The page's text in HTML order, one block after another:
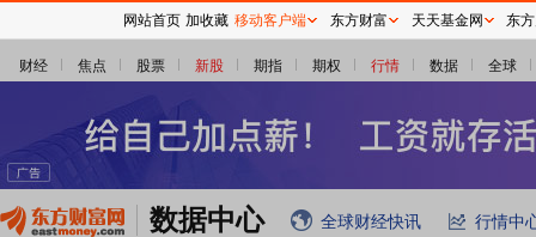
财经 焦点 股票 新股 期指 期权 行情 数据 全球
数据中心 全球财经快讯 行情中
网站首页 加收藏 移动客户端 东方财富 天天基金网 东